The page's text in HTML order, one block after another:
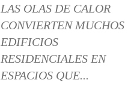
LAS OLAS DE CALOR
CONVIERTEN MUCHOS
EDIFICIOS
RESIDENCIALES EN
ESPACIOS QUE...